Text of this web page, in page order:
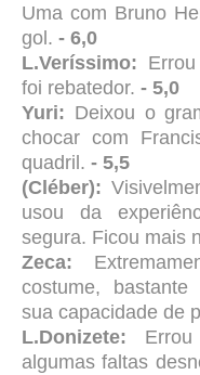
Uma com Bruno
gol. - 6,0
L.Veríssimo:
foi rebatedor. - 5,0
Yuri: Deixou o
chocar com
quadril. - 5,5
(Cléber):
usou da
segura. Ficou mais
Zeca:
costume,
sua capacidade de
L.Donizete:
algumas faltas